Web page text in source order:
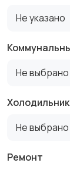
Не указано
Не выбрано
Холодильник
Не выбрано
Ремонт